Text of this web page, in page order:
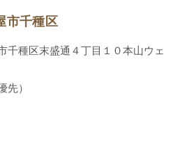
市千種区
千種区末盛通４丁目１０本山ウェ
先）